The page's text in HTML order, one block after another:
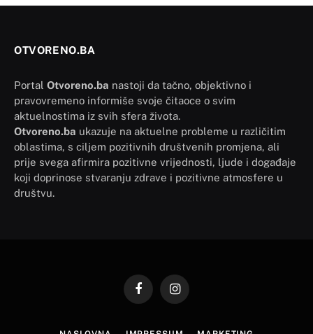
OTVORENO.BA
Portal Otvoreno.ba nastoji da tačno, objektivno i
pravovremeno informiše svoje čitaoce o svim
aktuelnostima iz svih sfera života.
Otvoreno.ba ukazuje na aktuelne probleme u različitim
oblastima, s ciljem pozitivnih društvenih promjena, ali
prije svega afirmira pozitivne vrijednosti, ljude i događaje
koji doprinose stvaranju zdrave i pozitivne atmosfere u
društvu.
FacebookInstagram